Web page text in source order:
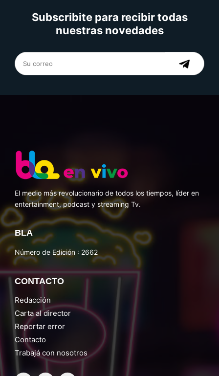
Subscribite para recibir todas
nuestras novedades
El medio más revolucionario de todos los tiempos, líder en
entertainment, podcast y streaming Tv.
BLA
Número de Edición : 2662
CONTACTO
Redacción
Carta al director
Reportar error
Contacto
Trabajá con nosotros